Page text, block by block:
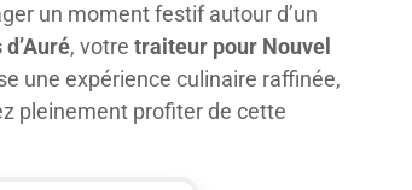
un moment festif autour d’un
, votre traiteur pour Nouvel
une expérience culinaire raffinée,
pleinement profiter de cette